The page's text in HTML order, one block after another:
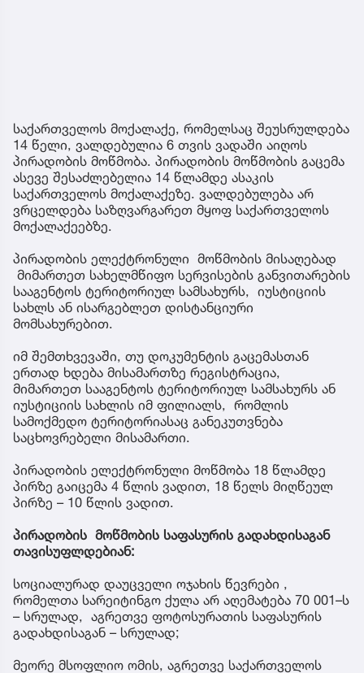
საქართველოს მოქალაქე, რომელსაც შეუსრულდება
14 წელი, ვალდებულია 6 თვის ვადაში აიღოს
პირადობის მოწმობა. პირადობის მოწმობის გაცემა
ასევე შესაძლებელია 14 წლამდე ასაკის
საქართველოს მოქალაქეზე. ვალდებულება არ
ვრცელდება საზღვარგარეთ მყოფ საქართველოს
მოქალაქეებზე.
პირადობის ელექტრონული მოწმობის მისაღებად
მიმართეთ სახელმწიფო სერვისების განვითარების
სააგენტოს ტერიტორიულ სამსახურს, იუსტიციის
სახლს ან ისარგებლეთ დისტანციური
მომსახურებით.
იმ შემთხვევაში, თუ დოკუმენტის გაცემასთან
ერთად ხდება მისამართზე რეგისტრაცია,
მიმართეთ სააგენტოს ტერიტორიულ სამსახურს ან
იუსტიციის სახლის იმ ფილიალს, რომლის
სამოქმედო ტერიტორიასაც განეკუთვნება
საცხოვრებელი მისამართი.
პირადობის ელექტრონული მოწმობა 18 წლამდე
პირზე გაიცემა 4 წლის ვადით, 18 წელს მიღწეულ
პირზე – 10 წლის ვადით.
პირადობის მოწმობის საფასურის გადახდისაგან
თავისუფლდებიან:
სოციალურად დაუცველი ოჯახის წევრები ,
რომელთა სარეიტინგო ქულა არ აღემატება 70 001–ს
– სრულად, აგრეთვე ფოტოსურათის საფასურის
გადახდისაგან – სრულად;
მეორე მსოფლიო ომის, აგრეთვე საქართველოს